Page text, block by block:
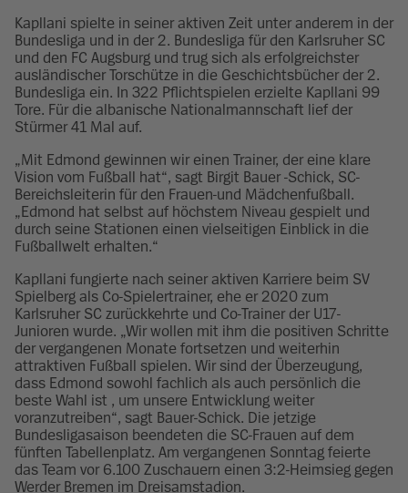
Kapllani spielte in seiner aktiven Zeit unter anderem in der
Bundesliga und in der 2. Bundesliga für den Karlsruher SC
und den FC Augsburg und trug sich als erfolgreichster
ausländischer Torschütze in die Geschichtsbücher der 2.
Bundesliga ein. In 322 Pflichtspielen erzielte Kapllani 99
Tore. Für die albanische Nationalmannschaft lief der
Stürmer 41 Mal auf.
„Mit Edmond gewinnen wir einen Trainer, der eine klare
Vision vom Fußball hat“, sagt Birgit Bauer -Schick, SC-
Bereichsleiterin für den Frauen-und Mädchenfußball.
„Edmond hat selbst auf höchstem Niveau gespielt und
durch seine Stationen einen vielseitigen Einblick in die
Fußballwelt erhalten.“
Kapllani fungierte nach seiner aktiven Karriere beim SV
Spielberg als Co-Spielertrainer, ehe er 2020 zum
Karlsruher SC zurückkehrte und Co-Trainer der U17-
Junioren wurde. „Wir wollen mit ihm die positiven Schritte
der vergangenen Monate fortsetzen und weiterhin
attraktiven Fußball spielen. Wir sind der Überzeugung,
dass Edmond sowohl fachlich als auch persönlich die
beste Wahl ist , um unsere Entwicklung weiter
voranzutreiben“, sagt Bauer-Schick. Die jetzige
Bundesligasaison beendeten die SC-Frauen auf dem
fünften Tabellenplatz. Am vergangenen Sonntag feierte
das Team vor 6.100 Zuschauern einen 3:2-Heimsieg gegen
Werder Bremen im Dreisamstadion.